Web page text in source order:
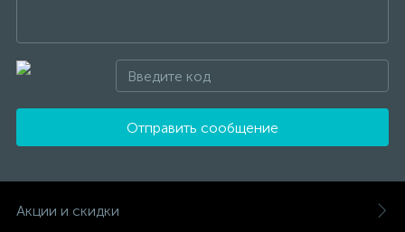
Отправить сообщение
Акции и скидки